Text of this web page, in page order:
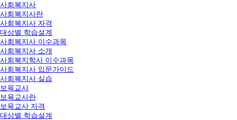
사회복지사
사회복지사란
사회복지사 자격
대상별 학습설계
사회복지사 이수과목
사회복지사 소개
사회복지학사 이수과목
사회복지사 입문가이드
사회복지사 실습
보육교사
보육교사란
보육교사 자격
대상별 학습설계